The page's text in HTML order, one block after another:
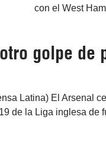
con el West
golpe de
Latina) El Arsenal
de la Liga inglesa de